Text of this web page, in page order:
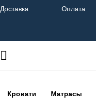
Доставка Оплата
Кровати Матрасы